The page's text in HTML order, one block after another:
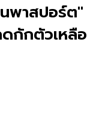
พาสปอร์ต"
ดกักตัวเหลือ